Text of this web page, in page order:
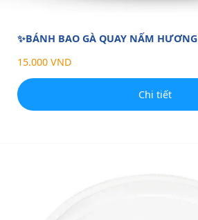
✨BÁNH BAO GÀ QUAY NẤM HƯƠNG
15.000 VND
Chi tiết